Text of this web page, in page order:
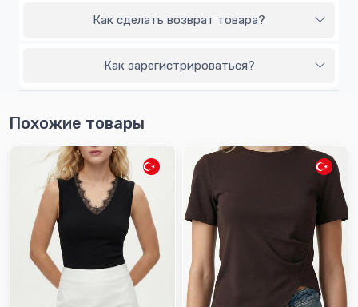
Как сделать возврат товара?
Как зарегистрироваться?
Похожие товары